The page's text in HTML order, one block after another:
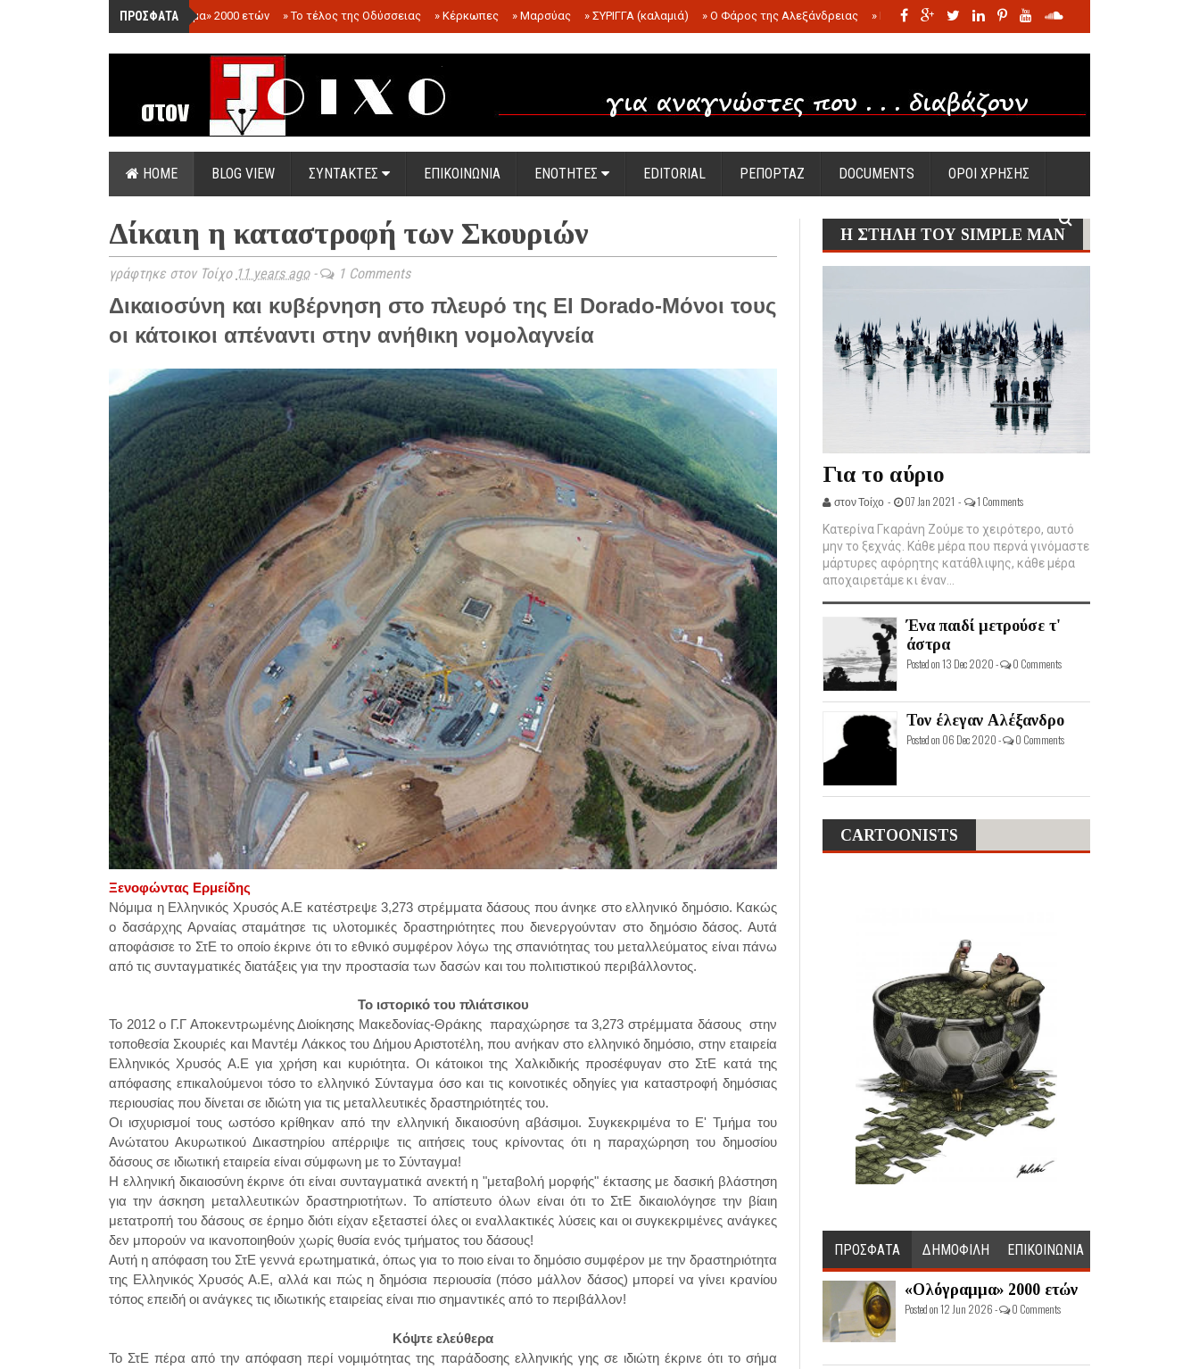
ΠΡΟΣΦΑΤΑ
»«Ολόγραμμα» 2000 ετών »Το τέλος της Οδύσσειας » Κέρκωπες » Μαρσύας » ΣΥΡΙΓΓΑ (καλαμιά) » Ο Φάρος της Αλεξάνδρειας » Η σφαγή των νηπίων της Σάντας
.
HOME BLOG VIEW ΣΥΝΤΑΚΤΕΣ ΕΠΙΚΟΙΝΩΝΙΑ ΕΝΟΤΗΤΕΣ EDITORIAL ΡΕΠΟΡΤΑΖ DOCUMENTS ΟΡΟΙ ΧΡΗΣΗΣ
Δίκαιη η καταστροφή των Σκουριών
γράφτηκε στον Τοίχο 11 years ago- 1 Comments
Δικαιοσύνη και κυβέρνηση στο πλευρό της El Dorado-Μόνοι τους
οι κάτοικοι απέναντι στην ανήθικη νομολαγνεία
Ξενοφώντας Ερμείδης
Νόμιμα η Ελληνικός Χρυσός Α.Ε κατέστρεψε 3,273 στρέμματα δάσους που άνηκε στο ελληνικό δημόσιο. Κακώς
ο δασάρχης Αρναίας σταμάτησε τις υλοτομικές δραστηριότητες που διενεργούνταν στο δημόσιο δάσος. Αυτά
αποφάσισε το ΣτΕ το οποίο έκρινε ότι το εθνικό συμφέρον λόγω της σπανιότητας του μεταλλεύματος είναι πάνω
από τις συνταγματικές διατάξεις για την προστασία των δασών και του πολιτιστικού περιβάλλοντος.
Το ιστορικό του πλιάτσικου
Το 2012 ο Γ.Γ Αποκεντρωμένης Διοίκησης Μακεδονίας-Θράκης παραχώρησε τα 3,273 στρέμματα δάσους στην
τοποθεσία Σκουριές και Μαντέμ Λάκκος του Δήμου Αριστοτέλη, που ανήκαν στο ελληνικό δημόσιο, στην εταιρεία
Ελληνικός Χρυσός Α.Ε για χρήση και κυριότητα. Οι κάτοικοι της Χαλκιδικής προσέφυγαν στο ΣτΕ κατά της
απόφασης επικαλούμενοι τόσο το ελληνικό Σύνταγμα όσο και τις κοινοτικές οδηγίες για καταστροφή δημόσιας
περιουσίας που δίνεται σε ιδιώτη για τις μεταλλευτικές δραστηριότητές του.
Οι ισχυρισμοί τους ωστόσο κρίθηκαν από την ελληνική δικαιοσύνη αβάσιμοι. Συγκεκριμένα το Ε' Τμήμα του
Ανώτατου Ακυρωτικού Δικαστηρίου απέρριψε τις αιτήσεις τους κρίνοντας ότι η παραχώρηση του δημοσίου
δάσους σε ιδιωτική εταιρεία είναι σύμφωνη με το Σύνταγμα!
Η ελληνική δικαιοσύνη έκρινε ότι είναι συνταγματικά ανεκτή η "μεταβολή μορφής" έκτασης με δασική βλάστηση
για την άσκηση μεταλλευτικών δραστηριοτήτων. Το απίστευτο όλων είναι ότι το ΣτΕ δικαιολόγησε την βίαιη
μετατροπή του δάσους σε έρημο διότι είχαν εξεταστεί όλες οι εναλλακτικές λύσεις και οι συγκεκριμένες ανάγκες
δεν μπορούν να ικανοποιηθούν χωρίς θυσία ενός τμήματος του δάσους!
Αυτή η απόφαση του ΣτΕ γεννά ερωτηματικά, όπως για το ποιο είναι το δημόσιο συμφέρον με την δραστηριότητα
της Ελληνικός Χρυσός Α.Ε, αλλά και πώς η δημόσια περιουσία (πόσο μάλλον δάσος) μπορεί να γίνει κρανίου
τόπος επειδή οι ανάγκες τις ιδιωτικής εταιρείας είναι πιο σημαντικές από το περιβάλλον!
Κόψτε ελεύθερα
Το ΣτΕ πέρα από την απόφαση περί νομιμότητας της παράδοσης ελληνικής γης σε ιδιώτη έκρινε ότι το σήμα
Η ΣΤΗΛΗ ΤΟΥ SIMPLE MAN
Για το αύριο
στον Τοίχο - 07 Jan 2021 - 1 Comments
Κατερίνα Γκαράνη Ζούμε το χειρότερο, αυτό
μην το ξεχνάς. Κάθε μέρα που περνά γινόμαστε
μάρτυρες αφόρητης κατάθλιψης, κάθε μέρα
αποχαιρετάμε κι έναν...
Ένα παιδί μετρούσε τ'
άστρα
Posted on 13 Dec 2020 - 0 Comments
Τον έλεγαν Αλέξανδρο
Posted on 06 Dec 2020 - 0 Comments
CARTOONISTS
ΠΡΟΣΦΑΤΑ ΔΗΜΟΦΙΛΗ ΕΠΙΚΟΙΝΩΝΙΑ
«Ολόγραμμα» 2000 ετών
Posted on 12 Jun 2026 - 0 Comments